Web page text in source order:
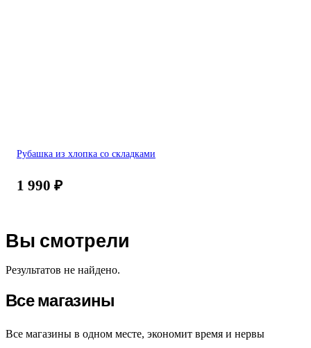
Рубашка из хлопка со складками
1 990 ₽
Вы смотрели
Результатов не найдено.
Все магазины
Все магазины в одном месте, экономит время и нервы